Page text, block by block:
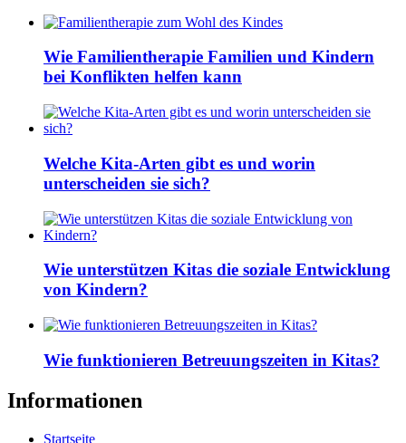
Wie Familientherapie Familien und Kindern
bei Konflikten helfen kann
Welche Kita-Arten gibt es und worin
unterscheiden sie sich?
Wie unterstützen Kitas die soziale Entwicklung
von Kindern?
Wie funktionieren Betreuungszeiten in Kitas?
Informationen
Startseite